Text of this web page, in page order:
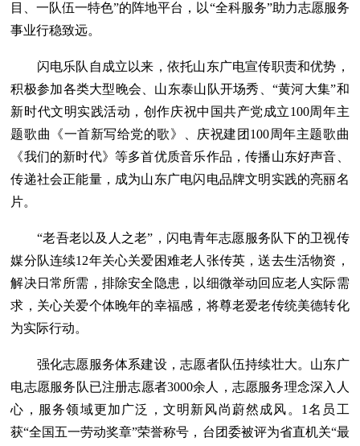
目、一队伍一特色”的阵地平台，以“全科服务”助力志愿服务
事业行稳致远。
闪电乐队自成立以来，依托山东广电宣传职责和优势，
积极参加各类大型晚会、山东泰山队开场秀、“黄河大集”和
新时代文明实践活动，创作庆祝中国共产党成立100周年主
题歌曲《一首新写给党的歌》、庆祝建团100周年主题歌曲
《我们的新时代》等多首优质音乐作品，传播山东好声音、
传递社会正能量，成为山东广电闪电品牌文明实践的亮丽名
片。
“老吾老以及人之老”，闪电青年志愿服务队下的卫视传
媒分队连续12年关心关爱困难老人张传英，送去生活物资，
解决日常所需，排除安全隐患，以细微举动回应老人实际需
求，关心关爱个体晚年的幸福感，将尊老爱老传统美德转化
为实际行动。
强化志愿服务体系建设，志愿者队伍持续壮大。山东广
电志愿服务队已注册志愿者3000余人，志愿服务理念深入人
心，服务领域更加广泛，文明新风尚蔚然成风。1名员工
获“全国五一劳动奖章”荣誉称号，台团委被评为省直机关“最